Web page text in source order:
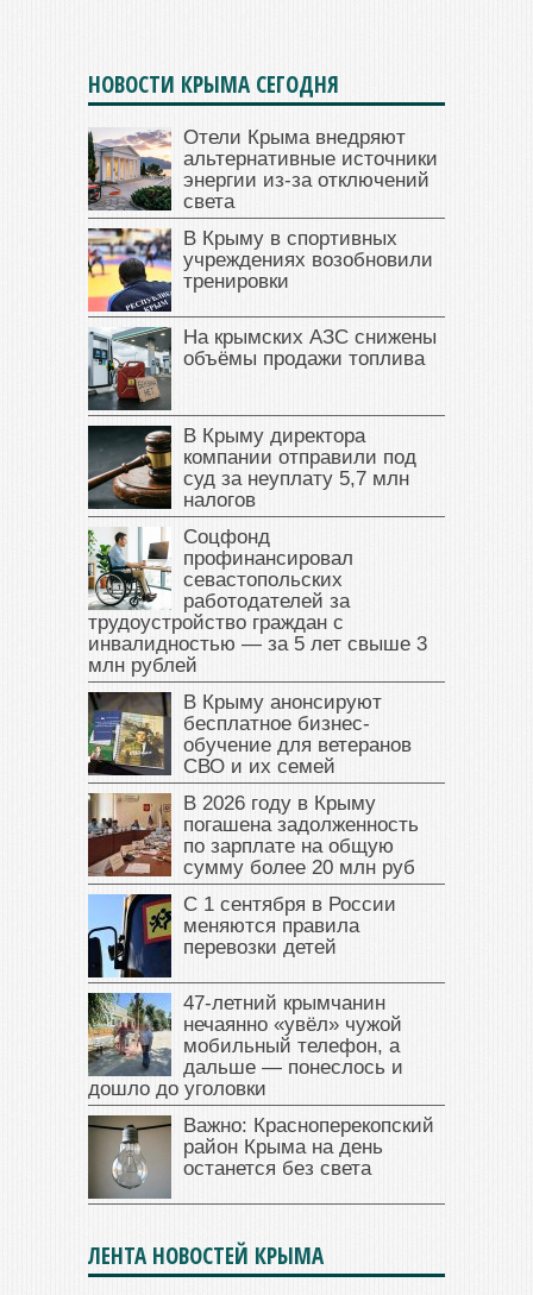
НОВОСТИ КРЫМА СЕГОДНЯ
Отели Крыма внедряют
альтернативные источники
энергии из-за отключений
света
В Крыму в спортивных
учреждениях возобновили
тренировки
На крымских АЗС снижены
объёмы продажи топлива
В Крыму директора
компании отправили под
суд за неуплату 5,7 млн
налогов
Соцфонд
профинансировал
севастопольских
работодателей за
трудоустройство граждан с
инвалидностью — за 5 лет свыше 3
млн рублей
В Крыму анонсируют
бесплатное бизнес-
обучение для ветеранов
СВО и их семей
В 2026 году в Крыму
погашена задолженность
по зарплате на общую
сумму более 20 млн руб
С 1 сентября в России
меняются правила
перевозки детей
47‑летний крымчанин
нечаянно «увёл» чужой
мобильный телефон, а
дальше — понеслось и
дошло до уголовки
Важно: Красноперекопский
район Крыма на день
останется без света
ЛЕНТА НОВОСТЕЙ КРЫМА